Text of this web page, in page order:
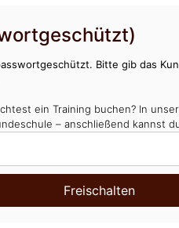
Bitte gib das
ein Training buchen? In
– anschließend kannst
Freischalten